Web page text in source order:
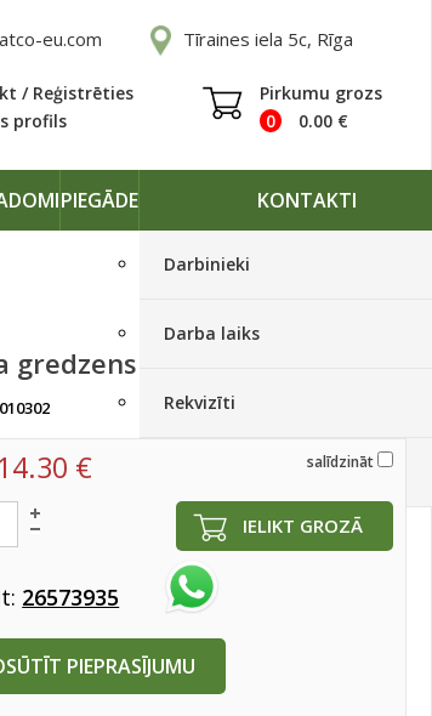
eu.com Tīraines iela 5c, Rīga
/ Reģistrēties
profils
Pirkumu grozs
0
0.00 €
PIEGĀDE KONTAKTI
Darbinieki
Darba laiks
Rekvizīti
gredzens 102x3 (UR1)
salīdzināt
14.30 €
IELIKT GROZĀ
26573935
PIEPRASĪJUMU